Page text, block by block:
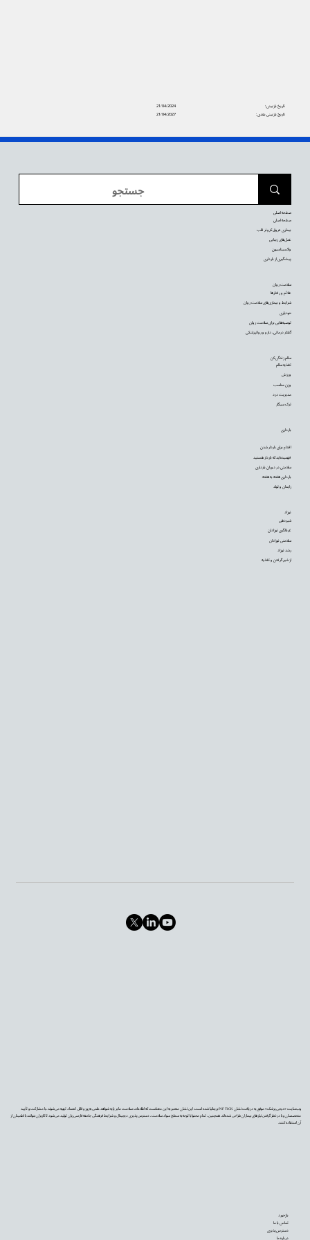
21/04/2024
تاریخ بازبینی:
21/04/2027
تاریخ بازبینی بعدی:
وب‌سایت «دیجی‌پزشک» موفق به دریافت نشان PIF TICK بریتانیا شده است. این نشان معتبر به این معناست که اطلاعات سلامت ما بر پایه شواهد علمی به‌روز و قابل اعتماد تهیه می‌شوند، با مشارکت و تأیید
متخصصان و با در نظر گرفتن نیازهای بیماران طراحی شده‌اند. همچنین، تمام محتوا با توجه به سطح سواد سلامت، دسترس‌پذیری دیجیتال و شرایط فرهنگی جامعه فارسی‌زبان تولید می‌شود تا کاربران بتوانند با اطمینان از
آن استفاده کنند.
بازخورد
تماس با ما
دسترس‌پذیری
درباره ما
نوزاد
شیردهی
غربالگری نوزادان
سلامتی نوزادان
رشد نوزاد
از شیر گرفتن و تغذیه
بارداری
اقدام برای باردار شدن
فهمیده‌اید که باردار هستید
سلامتی در دوران بارداری
بارداری هفته به هفته
زایمان و تولد
سالم زندگی کن
تغذیه سالم
ورزش
وزن مناسب
مدیریت درد
ترک سیگار
سلامت روان
علائم و رفتارها
شرایط و بیماری‌های سلامت روان
خودیاری
توصیه‌‌هایی برای سلامت روان
گفتار درمانی، دارو و روانپزشکی
صفحه اصلی
صفحه اصلی
بیماری عروق کرونر قلب
عمل‌های زیبایی
واکسیناسیون
پیشگیری از بارداری